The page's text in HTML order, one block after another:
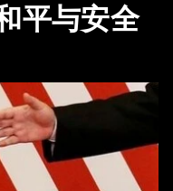
平与安全